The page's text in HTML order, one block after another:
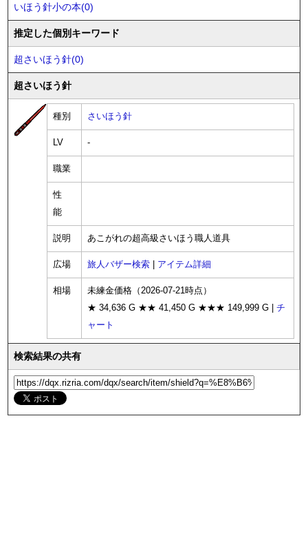
いほう針小の本(0)
推定した個別キーワード
超さいほう針(0)
超さいほう針
種別 さいほう針
LV -
職業
性
能
説明 あこがれの超高級さいほう職人道具
広場 旅人バザー検索 アイテム詳細
相場
未練金価格（2026-07-21時点）
★ 34,636 G ★★ 41,450 G ★★★ 149,999 G | チ
ャート
検索結果の共有